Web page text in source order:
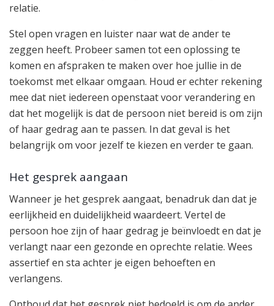
relatie.
Stel open vragen en luister naar wat de ander te
zeggen heeft. Probeer samen tot een oplossing te
komen en afspraken te maken over hoe jullie in de
toekomst met elkaar omgaan. Houd er echter rekening
mee dat niet iedereen openstaat voor verandering en
dat het mogelijk is dat de persoon niet bereid is om zijn
of haar gedrag aan te passen. In dat geval is het
belangrijk om voor jezelf te kiezen en verder te gaan.
Het gesprek aangaan
Wanneer je het gesprek aangaat, benadruk dan dat je
eerlijkheid en duidelijkheid waardeert. Vertel de
persoon hoe zijn of haar gedrag je beïnvloedt en dat je
verlangt naar een gezonde en oprechte relatie. Wees
assertief en sta achter je eigen behoeften en
verlangens.